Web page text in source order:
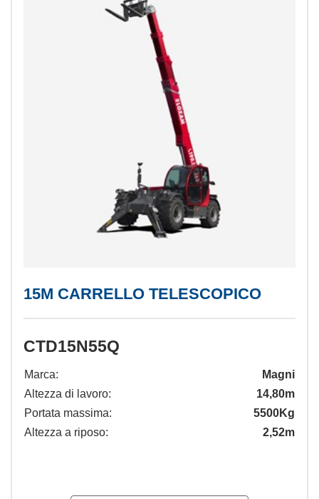
15M CARRELLO TELESCOPICO
CTD15N55Q
Marca:
Magni
Altezza di lavoro:
14,80m
Portata massima:
5500Kg
Altezza a riposo:
2,52m